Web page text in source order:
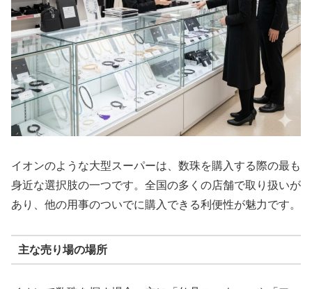
イオンのような大型スーパーは、数珠を購入する際の最も
身近な選択肢の一つです。全国の多くの店舗で取り扱いが
あり、他の用事のついでに購入できる利便性が魅力です。
主な売り場の場所